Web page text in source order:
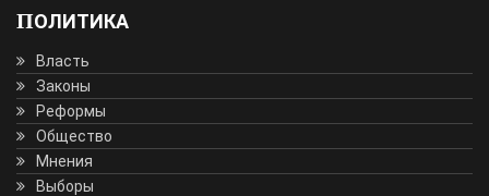
ПОЛИТИКА
Власть
Законы
Реформы
Общество
Мнения
Выборы